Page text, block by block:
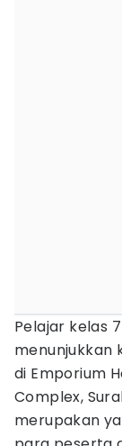
Pelajar kelas
menunjukkan
di Emporium
Complex,
merupakan